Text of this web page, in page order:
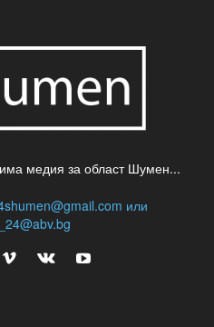
медия за област Шумен...
или